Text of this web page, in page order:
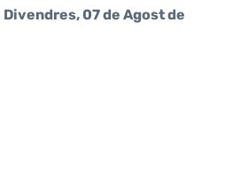
Divendres, 07 de Agost de